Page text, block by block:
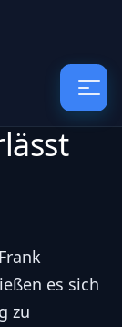
es sich
zu